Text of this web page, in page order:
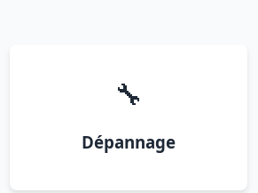
🔧
Dépannage